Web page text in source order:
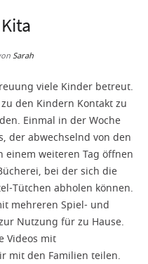
Sarah
viele Kinder betreut.
den Kindern Kontakt zu
Einmal in der Woche
der abwechselnd von den
weiteren Tag öffnen
bei der sich die
Tütchen abholen können.
mehreren Spiel- und
Nutzung für zu Hause.
Videos mit
mit den Familien teilen.